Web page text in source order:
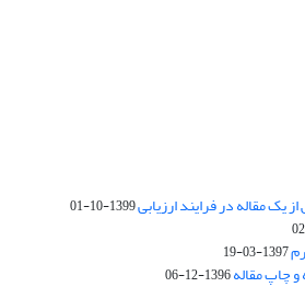
مقاله در فرایند ارزیابی1399-10-01
1397-03-19
چاپ مقاله1396-12-06